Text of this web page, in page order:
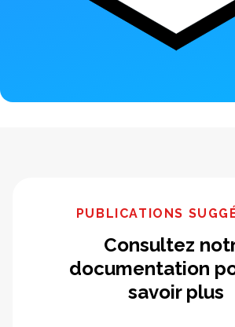
PUBLICATIONS
Consultez
documentation
savoir plus